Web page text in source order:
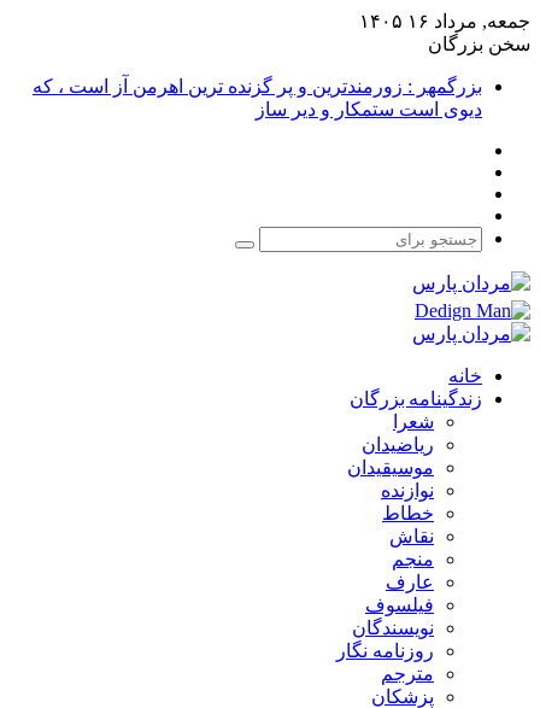
جمعه, مرداد ۱۶ ۱۴۰۵
سخن بزرگان
بزرگمهر : زورمندترین و پر گزنده ترین اهرمن آز است ، که
دیوی است ستمکار و دیر ساز
جستجو
خانه
زندگینامه بزرگان
شعرا
ریاضیدان
موسیقیدان
نوازنده
خطاط
نقاش
منجم
عارف
فیلسوف
نویسندگان
روزنامه نگار
مترجم
پزشکان